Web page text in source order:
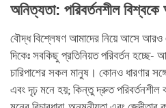
অনিত্যতা: পরিবর্তনশীল
বৌদ্ধ বিশ্লেষণ আমাদের নিয়ে আসে আরও
দিকেঃ সবকিছু প্রতিনিয়ত পরিবর্তন হচ্ছে-
চারিপাশের সকল মানুষ। কোনও ধারণার
এবং দৃঢ় মনে হয়; কিন্তু দ্রুত পরিবর্তনশীল